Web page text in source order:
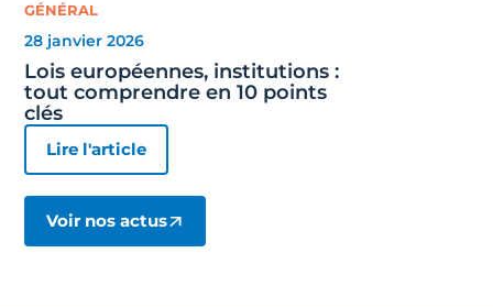
GÉNÉRAL
28 janvier 2026
Lois européennes, institutions :
tout comprendre en 10 points
clés
Lire l'article
Voir nos actus